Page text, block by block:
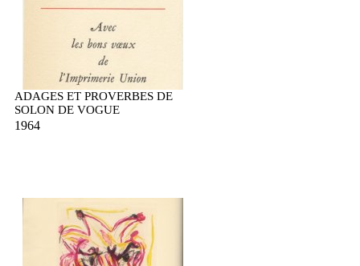
ADAGES ET PROVERBES DE
SOLON DE VOGUE
1964